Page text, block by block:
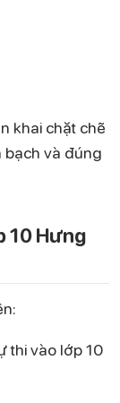
khai chặt chẽ
bạch và đúng
10 Hưng
thi vào lớp 10